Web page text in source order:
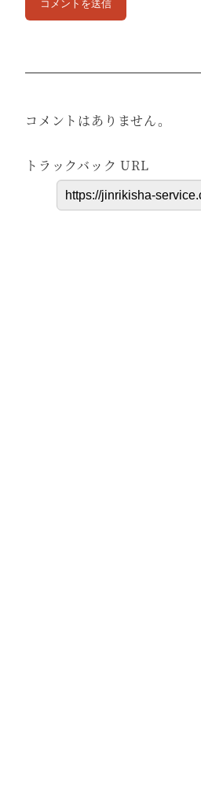
コメントはありません。
トラックバック URL